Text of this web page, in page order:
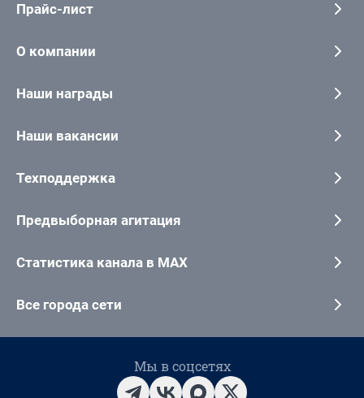
Прайс-лист
О компании
Наши награды
Наши вакансии
Техподдержка
Предвыборная агитация
Статистика канала в MAX
Все города сети
Мы в соцсетях